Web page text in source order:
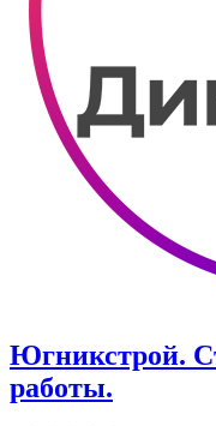
Югникстрой.
работы.